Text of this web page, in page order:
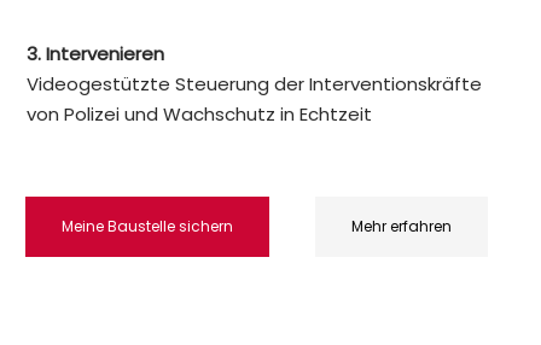
3. Intervenieren
Videogestützte Steuerung der Interventionskräfte
von Polizei und Wachschutz in Echtzeit
Meine Baustelle sichern Mehr erfahren